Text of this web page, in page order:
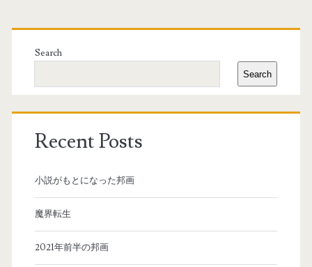
Primary
Sidebar
Search
Search
Recent Posts
小説がもとになった邦画
魔界転生
2021年前半の邦画